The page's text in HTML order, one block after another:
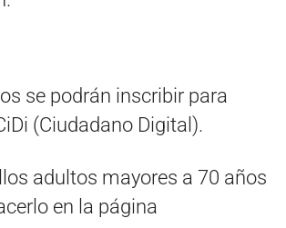
se podrán inscribir para
(Ciudadano Digital).
adultos mayores a 70 años
en la página